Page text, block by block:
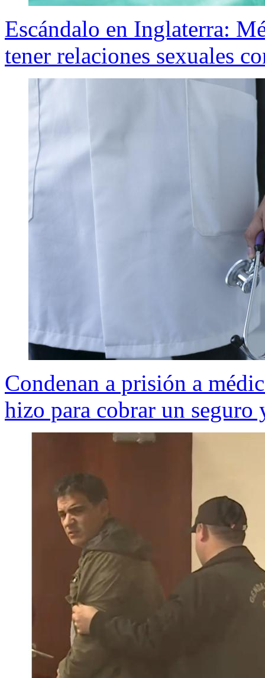
Escándalo en Inglaterra:
tener relaciones sexuales
Condenan a prisión a
hizo para cobrar un seguro